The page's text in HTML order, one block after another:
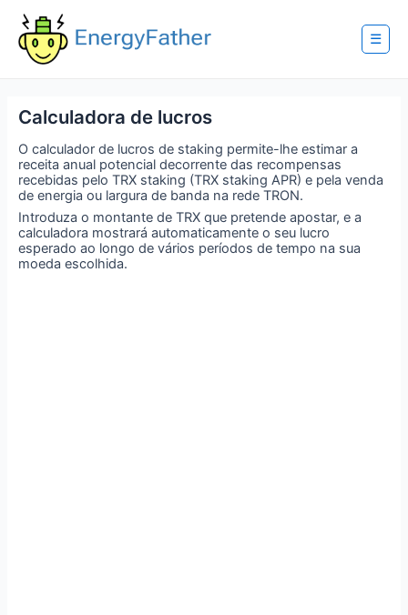
content
☰
Calculadora de lucros
O calculador de lucros de staking permite-lhe estimar a
receita anual potencial decorrente das recompensas
recebidas pelo TRX staking (TRX staking APR) e pela venda
de energia ou largura de banda na rede TRON.
Introduza o montante de TRX que pretende apostar, e a
calculadora mostrará automaticamente o seu lucro
esperado ao longo de vários períodos de tempo na sua
moeda escolhida.